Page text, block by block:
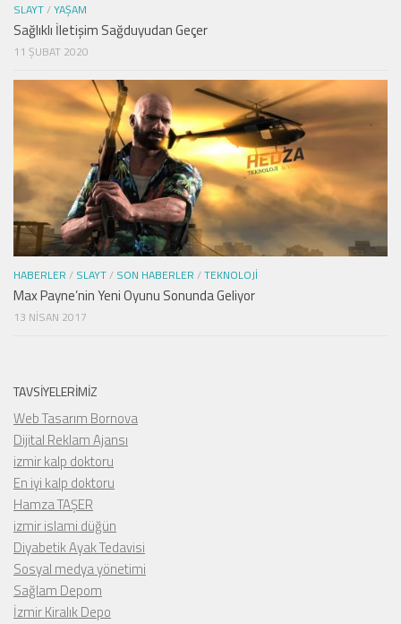
SLAYT/YAŞAM
Sağlıklı İletişim Sağduyudan Geçer
11 ŞUBAT 2020
HABERLER / SLAYT/ SON HABERLER /TEKNOLOJI
Max Payne’nin Yeni Oyunu Sonunda Geliyor
13 NISAN 2017
TAVSIYELERIMIZ
Web Tasarım Bornova
Dijital Reklam Ajansı
izmir kalp doktoru
En iyi kalp doktoru
Hamza TAŞER
izmir islami düğün
Diyabetik Ayak Tedavisi
Sosyal medya yönetimi
Sağlam Depom
İzmir Kiralık Depo